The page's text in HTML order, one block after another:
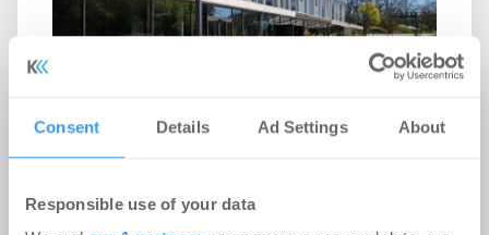
Consent Details Ad Settings About
Responsible use of your data
Bonn im Fokus
Büro | Märkte
Der Bonner Immobilienmarkt verzeichnete 2025